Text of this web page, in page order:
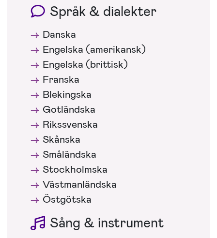
Språk & dialekter
Danska
Engelska (amerikansk)
Engelska (brittisk)
Franska
Blekingska
Gotländska
Rikssvenska
Skånska
Småländska
Stockholmska
Västmanländska
Östgötska
Sång & instrument